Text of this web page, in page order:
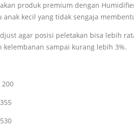
produk premium dengan
kecil yang tidak sengaja
agar posisi peletakan bisa lebih
sampai kurang lebih 3%.